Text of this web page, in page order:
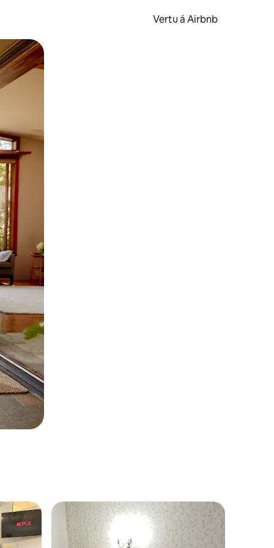
Vertu á Airbnb